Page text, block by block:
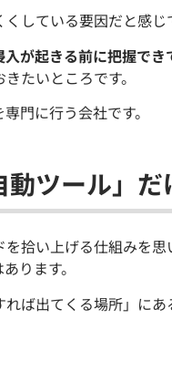
している要因だと感じ
が起きる前に把握でき
たいところです。
門に行う会社です。
ツール」
拾い上げる仕組みを
ります。
ば出てくる場所」にあ